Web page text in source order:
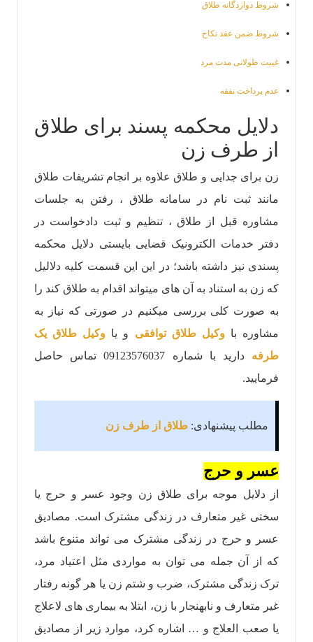
شروط دوازدگانه طلاق
شروط ضمن عقد نکاح
غیبت طولانی مدت مرد
عدم پرداخت نفقه
دلایل محکمه پسند برای طلاق
از طرف زن
زن برای جدایی و طلاق علاوه بر انجام تشریفات طلاق
مانند ثبت نام در سامانه طلاق ، رفتن به جلسات
مشاوره قبل از طلاق ، تنظیم و ثبت دادخواست در
دفتر خدمات الکترونیک قضایی بایستی دلایل محکمه
پسندی نیز داشته باشد؛ در این این قسمت کلیه دلالیل
که زن به استناد به آن های میتواند اقدام به طلاق کند را
به صورت کلی بررسی میکنیم در صورتی که نیاز به
مشاوره باوکیل طلاق توافقی و یا وکیل طلاق یک
طرفه
دارید با شماره 09123576037 تماس حاصل
فرمایید.
مطلب پیشنهادی: طلاق از طرف زن
عسر و حرج
از دلایل موجه برای طلاق زن وجود عسر و حرج یا
سختی غیر متعارف در زندگی مشترک است. مصادیق
عسر و حرج در زندگی مشترک می تواند متنوع باشد
که از آن جمله می توان به مواردی مثل اعتیاد مرد،
ترک زندگی مشترک، ضرب و شتم زن یا هر گونه رفتار
غیر متعارف و نابهنجار با زن، ابتلا به بیماری های لاعلاج
یا صعب العلاج و … اشاره کرد، موارد زیر از مصادیق